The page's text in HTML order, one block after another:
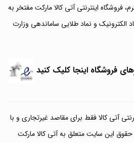
فروشگاه اینترنتی آتی کالا مارکت مفتخر به
الکترونیک و نماد طلایی ساماندهی وزارت
فروشگاه اینجا کلیک کنید
آتی کالا فقط برای مقاصد غیرتجاری و با
حقوق این سایت متعلق به آتی کالا مارکت